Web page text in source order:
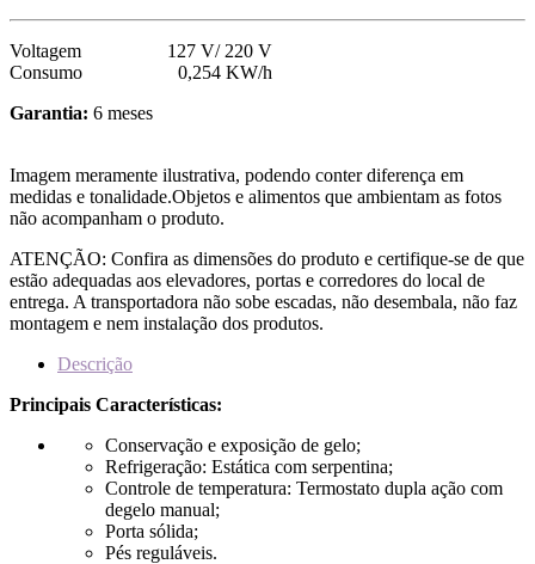
Voltagem 127 V/ 220 V
Consumo 0,254 KW/h
Garantia: 6 meses
Imagem meramente ilustrativa, podendo conter diferença em
medidas e tonalidade.Objetos e alimentos que ambientam as fotos
não acompanham o produto.
ATENÇÃO: Confira as dimensões do produto e certifique-se de que
estão adequadas aos elevadores, portas e corredores do local de
entrega. A transportadora não sobe escadas, não desembala, não faz
montagem e nem instalação dos produtos.
Descrição
Principais Características:
Conservação e exposição de gelo;
Refrigeração: Estática com serpentina;
Controle de temperatura: Termostato dupla ação com
degelo manual;
Porta sólida;
Pés reguláveis.